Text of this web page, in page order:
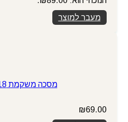
מעבר למוצר
מסכה משקמת K18 כמות 5 מ"ל
₪69.00